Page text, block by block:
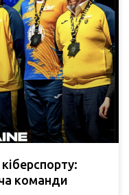
кіберспорту:
команди